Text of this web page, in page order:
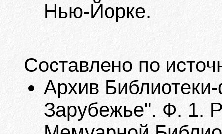
Нью-Йорке.
Составлено по
Архив
Зарубежье". Ф. 1.